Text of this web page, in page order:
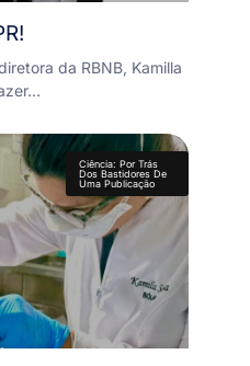
da RBNB, Kamilla
Ciência: Por Trás
Dos Bastidores De
Uma Publicação